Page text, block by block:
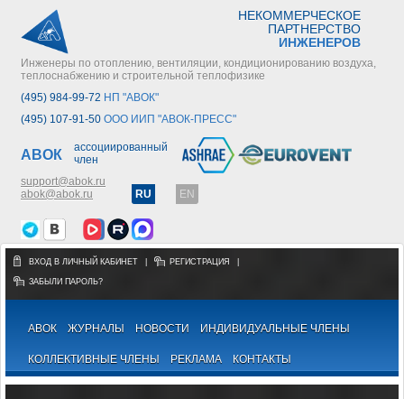
НЕКОММЕРЧЕСКОЕ
ПАРТНЕРСТВО
ИНЖЕНЕРОВ
Инженеры по отоплению, вентиляции, кондиционированию воздуха,
теплоснабжению и строительной теплофизике
(495) 984-99-72 НП "АВОК"
(495) 107-91-50 ООО ИИП "АВОК-ПРЕСС"
АВОК
ассоциированный
член
support@abok.ru
abok@abok.ru
RU EN
ВХОД В ЛИЧНЫЙ КАБИНЕТ РЕГИСТРАЦИЯ
ЗАБЫЛИ ПАРОЛЬ?
АВОК ЖУРНАЛЫ НОВОСТИ ИНДИВИДУАЛЬНЫЕ ЧЛЕНЫ
КОЛЛЕКТИВНЫЕ ЧЛЕНЫ РЕКЛАМА КОНТАКТЫ